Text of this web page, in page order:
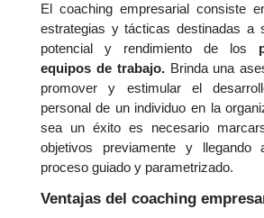
El coaching empresarial consiste
estrategias y tácticas destinadas a
potencial y rendimiento de los
equipos de trabajo. Brinda una
promover y estimular el
personal de un individuo en la
sea un éxito es necesario
objetivos previamente y
proceso guiado y parametrizado.
Ventajas del coaching